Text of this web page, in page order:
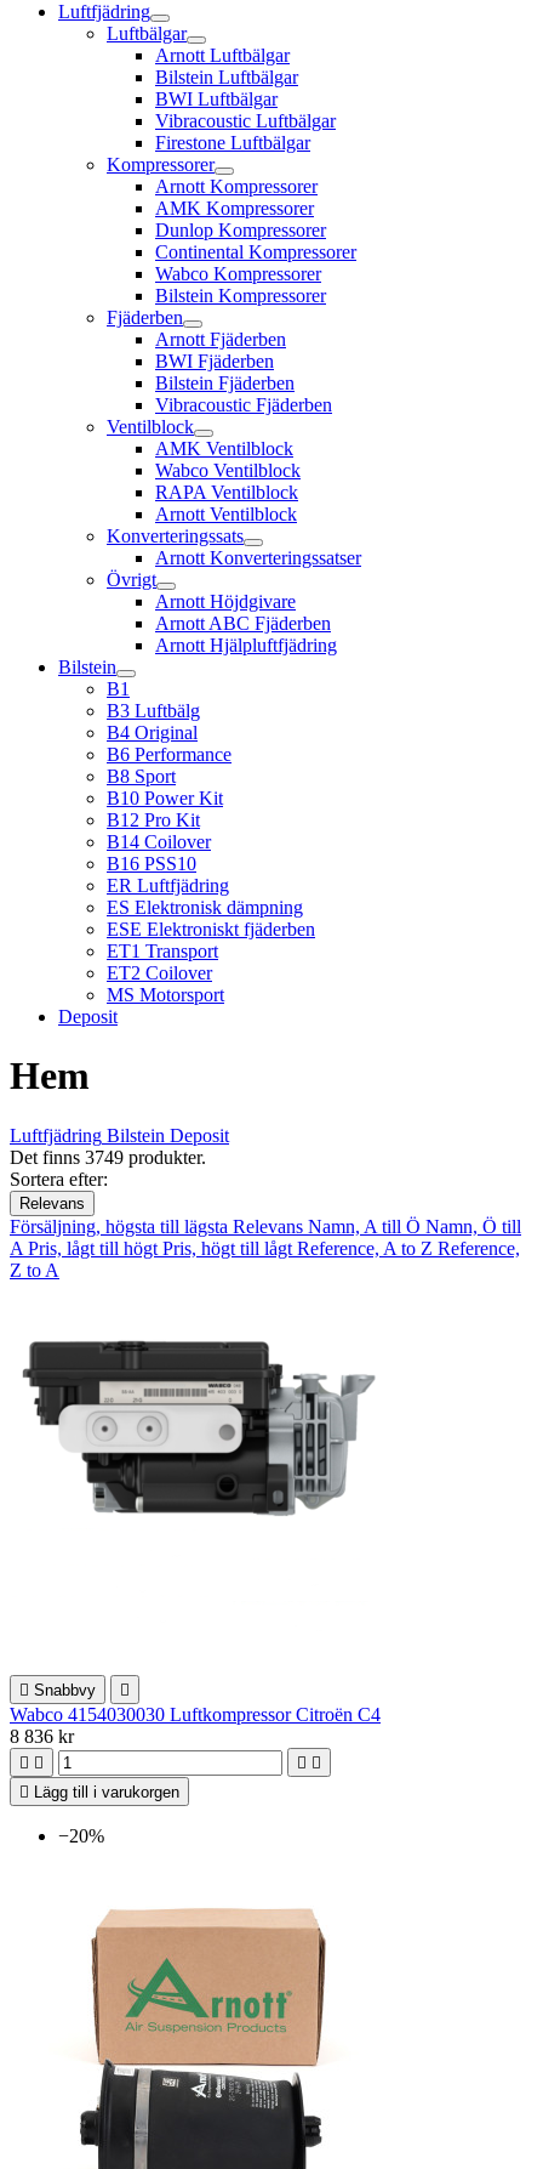
Luftfjädring
Luftbälgar
Arnott Luftbälgar
Bilstein Luftbälgar
BWI Luftbälgar
Vibracoustic Luftbälgar
Firestone Luftbälgar
Kompressorer
Arnott Kompressorer
AMK Kompressorer
Dunlop Kompressorer
Continental Kompressorer
Wabco Kompressorer
Bilstein Kompressorer
Fjäderben
Arnott Fjäderben
BWI Fjäderben
Bilstein Fjäderben
Vibracoustic Fjäderben
Ventilblock
AMK Ventilblock
Wabco Ventilblock
RAPA Ventilblock
Arnott Ventilblock
Konverteringssats
Arnott Konverteringssatser
Övrigt
Arnott Höjdgivare
Arnott ABC Fjäderben
Arnott Hjälpluftfjädring
Bilstein
B1
B3 Luftbälg
B4 Original
B6 Performance
B8 Sport
B10 Power Kit
B12 Pro Kit
B14 Coilover
B16 PSS10
ER Luftfjädring
ES Elektronisk dämpning
ESE Elektroniskt fjäderben
ET1 Transport
ET2 Coilover
MS Motorsport
Deposit
Hem
Luftfjädring Bilstein Deposit
Det finns 3749 produkter.
Sortera efter:
Relevans
Försäljning, högsta till lägsta Relevans Namn, A till Ö Namn, Ö till
A Pris, lågt till högt Pris, högt till lågt Reference, A to Z Reference,
Z to A
 Snabbvy 
Wabco 4154030030 Luftkompressor Citroën C4
8 836 kr
   

Lägg till i varukorgen
−20%